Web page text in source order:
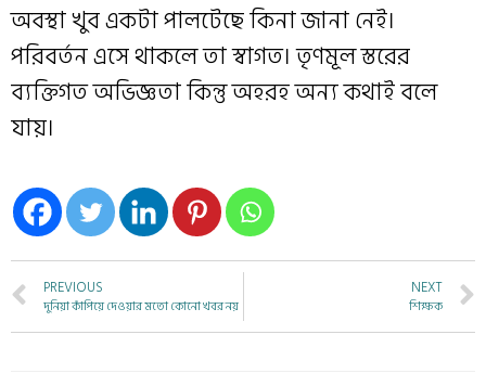
অবস্থা খুব একটা পালটেছে কিনা জানা নেই।
পরিবর্তন এসে থাকলে তা স্বাগত। তৃণমূল স্তরের
ব্যক্তিগত অভিজ্ঞতা কিন্তু অহরহ অন্য কথাই বলে
যায়।
PREVIOUS
দুনিয়া কাঁপিয়ে দেওয়ার মতো কোনো খবর নয়
NEXT
শিক্ষক